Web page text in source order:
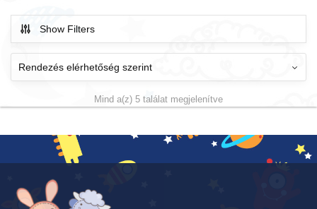
Show Filters
Mind a(z) 5 találat megjelenítve